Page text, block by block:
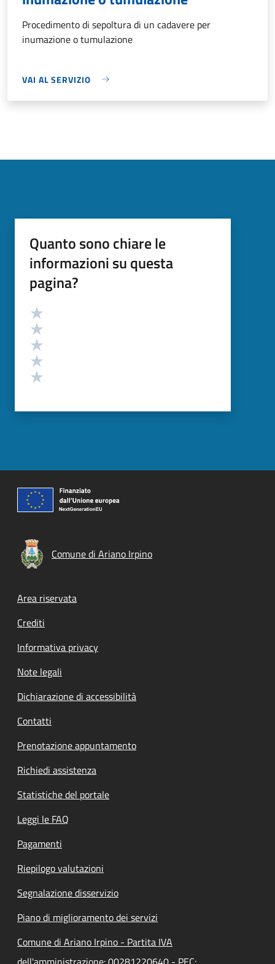
Procedimento di sepoltura di un cadavere per
inumazione o tumulazione
VAI AL SERVIZIO
Quanto sono chiare le
informazioni su questa
pagina?
Valutazione
Comune di Ariano Irpino
Footer menu
Area riservata
Crediti
Informativa privacy
Note legali
Dichiarazione di accessibilità
Contatti
Prenotazione appuntamento
Richiedi assistenza
Statistiche del portale
Leggi le FAQ
Pagamenti
Riepilogo valutazioni
Segnalazione disservizio
Piano di miglioramento dei servizi
Comune di Ariano Irpino - Partita IVA